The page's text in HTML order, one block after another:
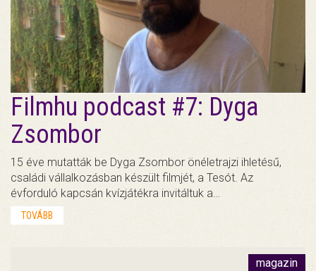
Filmhu podcast #7: Dyga
Zsombor
15 éve mutatták be Dyga Zsombor önéletrajzi ihletésű,
családi vállalkozásban készült filmjét, a Tesót. Az
évforduló kapcsán kvízjátékra invitáltuk a…
TOVÁBB
magazin